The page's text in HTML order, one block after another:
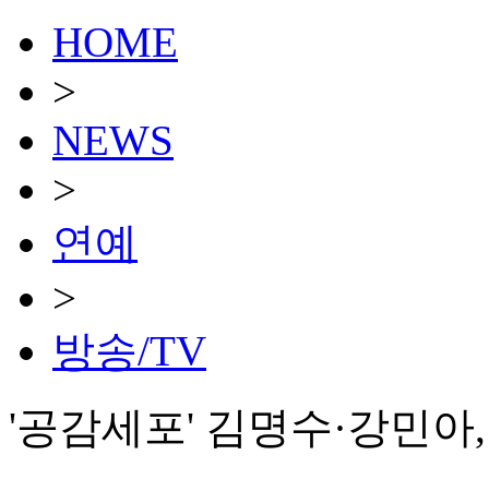
HOME
>
NEWS
>
연예
>
방송/TV
'공감세포' 김명수·강민